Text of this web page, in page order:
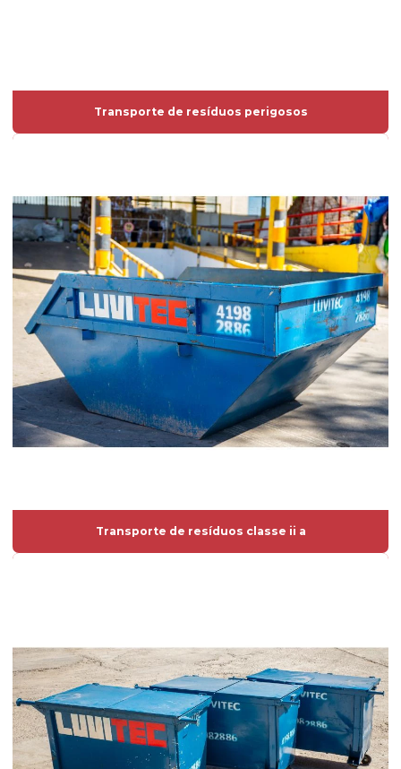
Transporte de resíduos perigosos
Transporte de resíduos classe ii a